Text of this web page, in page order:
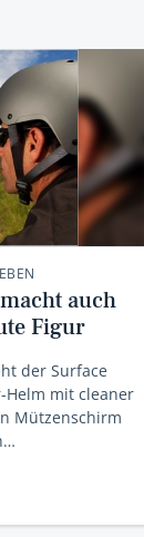
auch
Figur
der Surface
Helm mit cleaner
Mützenschirm